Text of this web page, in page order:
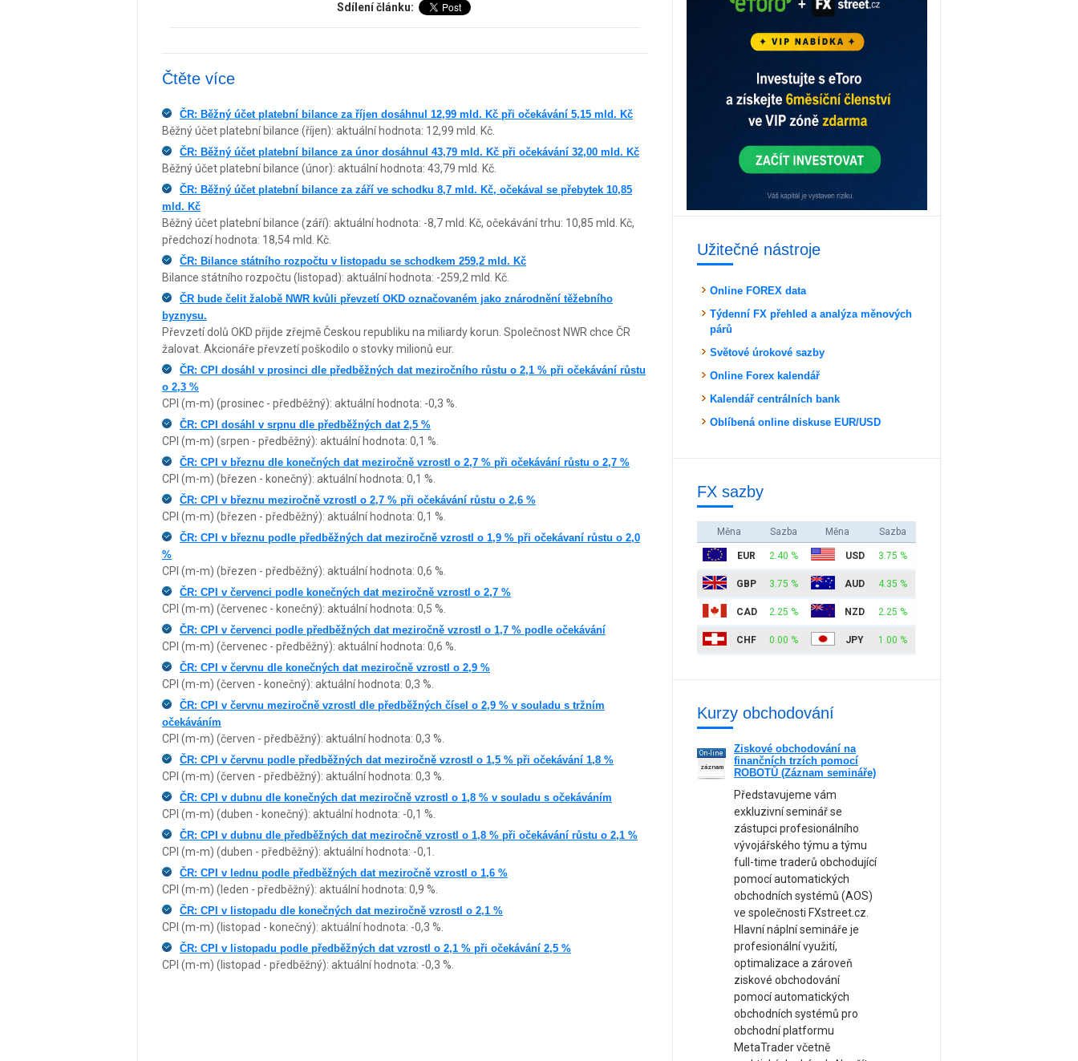
Sdílení článku:
Čtěte více
ČR: Běžný účet platební bilance za říjen dosáhnul 12,99 mld. Kč při očekávání 5,15 mld. Kč
Běžný účet platební bilance (říjen): aktuální hodnota: 12,99 mld. Kč.
ČR: Běžný účet platební bilance za únor dosáhnul 43,79 mld. Kč při očekávání 32,00 mld. Kč
Běžný účet platební bilance (únor): aktuální hodnota: 43,79 mld. Kč.
ČR: Běžný účet platební bilance za září ve schodku 8,7 mld. Kč, očekával se přebytek 10,85
mld. Kč
Běžný účet platební bilance (září): aktuální hodnota: -8,7 mld. Kč, očekávání trhu: 10,85 mld. Kč,
předchozí hodnota: 18,54 mld. Kč.
ČR: Bilance státního rozpočtu v listopadu se schodkem 259,2 mld. Kč
Bilance státního rozpočtu (listopad): aktuální hodnota: -259,2 mld. Kč.
ČR bude čelit žalobě NWR kvůli převzetí OKD označovaném jako znárodnění těžebního
byznysu.
Převzetí dolů OKD přijde zřejmě Českou republiku na miliardy korun. Společnost NWR chce ČR
žalovat. Akcionáře převzetí poškodilo o stovky milionů eur.
ČR: CPI dosáhl v prosinci dle předběžných dat meziročního růstu o 2,1 % při očekávání růstu
o 2,3 %
CPI (m-m) (prosinec - předběžný): aktuální hodnota: -0,3 %.
ČR: CPI dosáhl v srpnu dle předběžných dat 2,5 %
CPI (m-m) (srpen - předběžný): aktuální hodnota: 0,1 %.
ČR: CPI v březnu dle konečných dat meziročně vzrostl o 2,7 % při očekávání růstu o 2,7 %
CPI (m-m) (březen - konečný): aktuální hodnota: 0,1 %.
ČR: CPI v březnu meziročně vzrostl o 2,7 % při očekávání růstu o 2,6 %
CPI (m-m) (březen - předběžný): aktuální hodnota: 0,1 %.
ČR: CPI v březnu podle předběžných dat meziročně vzrostl o 1,9 % při očekávaní růstu o 2,0
%
CPI (m-m) (březen - předběžný): aktuální hodnota: 0,6 %.
ČR: CPI v červenci podle konečných dat meziročně vzrostl o 2,7 %
CPI (m-m) (červenec - konečný): aktuální hodnota: 0,5 %.
ČR: CPI v červenci podle předběžných dat meziročně vzrostl o 1,7 % podle očekávání
CPI (m-m) (červenec - předběžný): aktuální hodnota: 0,6 %.
ČR: CPI v červnu dle konečných dat meziročně vzrostl o 2,9 %
CPI (m-m) (červen - konečný): aktuální hodnota: 0,3 %.
ČR: CPI v červnu meziročně vzrostl dle předběžných čísel o 2,9 % v souladu s tržním
očekáváním
CPI (m-m) (červen - předběžný): aktuální hodnota: 0,3 %.
ČR: CPI v červnu podle předběžných dat meziročně vzrostl o 1,5 % při očekávání 1,8 %
CPI (m-m) (červen - předběžný): aktuální hodnota: 0,3 %.
ČR: CPI v dubnu dle konečných dat meziročně vzrostl o 1,8 % v souladu s očekáváním
CPI (m-m) (duben - konečný): aktuální hodnota: -0,1 %.
ČR: CPI v dubnu dle předběžných dat meziročně vzrostl o 1,8 % při očekávání růstu o 2,1 %
CPI (m-m) (duben - předběžný): aktuální hodnota: -0,1.
ČR: CPI v lednu podle předběžných dat meziročně vzrostl o 1,6 %
CPI (m-m) (leden - předběžný): aktuální hodnota: 0,9 %.
ČR: CPI v listopadu dle konečných dat meziročně vzrostl o 2,1 %
CPI (m-m) (listopad - konečný): aktuální hodnota: -0,3 %.
ČR: CPI v listopadu podle předběžných dat vzrostl o 2,1 % při očekávání 2,5 %
CPI (m-m) (listopad - předběžný): aktuální hodnota: -0,3 %.
Užitečné nástroje
Online FOREX data
Týdenní FX přehled a analýza měnových
párů
Světové úrokové sazby
Online Forex kalendář
Kalendář centrálních bank
Oblíbená online diskuse EUR/USD
FX sazby
Měna Sazba Měna Sazba
EUR 2.40 % USD 3.75 %
GBP 3.75 % AUD 4.35 %
CAD 2.25 % NZD 2.25 %
CHF 0.00 % JPY 1.00 %
Kurzy obchodování
On-line
záznam
Ziskové obchodování na
finančních trzích pomocí
ROBOTŮ (Záznam semináře)
Představujeme vám
exkluzivní seminář se
zástupci profesionálního
vývojářského týmu a týmu
full-time traderů obchodující
pomocí automatických
obchodních systémů (AOS)
ve společnosti FXstreet.cz.
Hlavní náplní semináře je
profesionální využití,
optimalizace a zároveň
ziskové obchodování
pomocí automatických
obchodních systémů pro
obchodní platformu
MetaTrader včetně